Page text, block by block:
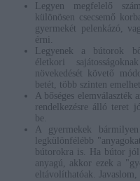
Legyen megfelelő
különösen csecsemő
gyermekét pelenkázó,
érni.
Legyenek a bútorok
életkori
növekedését követő
betét, több szinten
A bőséges elemválaszték
rendelkezésre álló teret
be.
A gyermekek
legkülönfélébb
bútorokra is. Ha bútor
anyagú, akkor ezek a
eltávolíthatóak.